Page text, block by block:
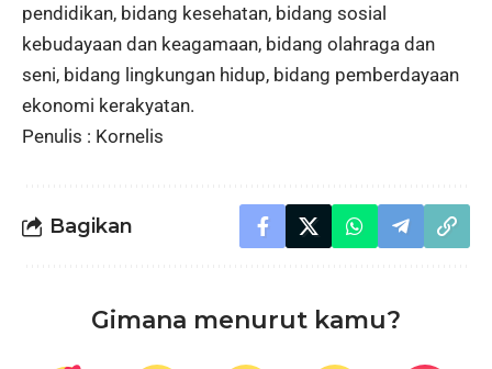
pendidikan, bidang kesehatan, bidang sosial
kebudayaan dan keagamaan, bidang olahraga dan
seni, bidang lingkungan hidup, bidang pemberdayaan
ekonomi kerakyatan.
Penulis : Kornelis
Bagikan
Gimana menurut kamu?